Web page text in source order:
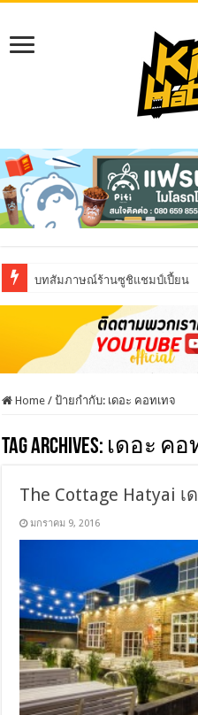
บทสัมภาษณ์ร้านซูชิแชมป์เปี้ยน
Home / ป้ายกำกับ: เดอะ คอทเทจ
Tag Archives: เดอะ คอ
The Cottage Hatyai เ
มกราคม 9, 2016